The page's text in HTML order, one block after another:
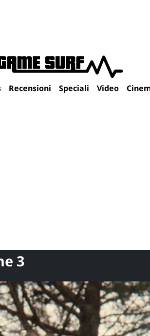
Recensioni Speciali Video
3